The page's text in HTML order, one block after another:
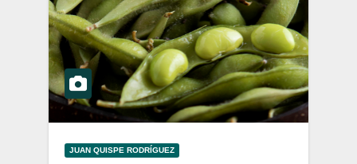
JUAN QUISPE RODRÍGUEZ